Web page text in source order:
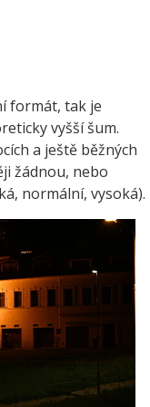
formát, tak je
vyšší šum.
a ještě běžných
žádnou, nebo
normální, vysoká).